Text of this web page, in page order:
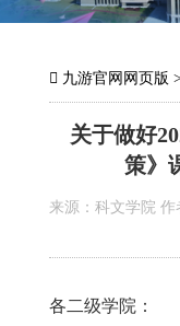
九游官网网页版
关于做好
策》
来源：科文学院 作
各二级学院：